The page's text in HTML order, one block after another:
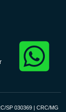
SP 030369 | CRC/MG